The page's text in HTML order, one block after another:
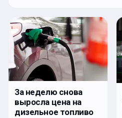
За неделю снова
выросла цена на
дизельное топливо